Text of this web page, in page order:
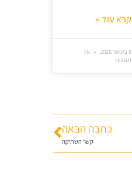
קרא עוד »
8 בינואר 2026
אין
תגובות
כתבה הבאה
קשר השתיקה